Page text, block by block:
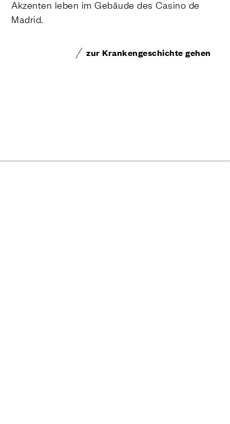
Akzenten leben im Gebäude des Casino de
Madrid.
zur Krankengeschichte gehen